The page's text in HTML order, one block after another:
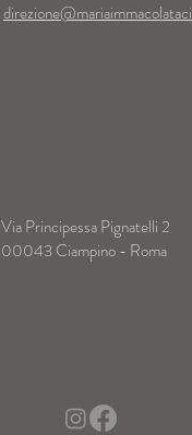
Via Principessa Pignatelli 2
00043 Ciampino - Roma